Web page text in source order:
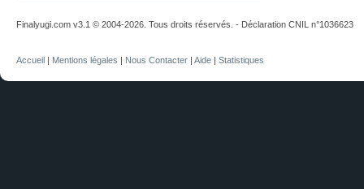
Finalyugi.com v3.1 © 2004-2026. Tous droits réservés. - Déclaration CNIL n°1036623
Accueil | Mentions légales | Nous Contacter | Aide | Statistiques